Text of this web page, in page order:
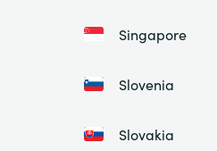
Singapore
Slovenia
Slovakia